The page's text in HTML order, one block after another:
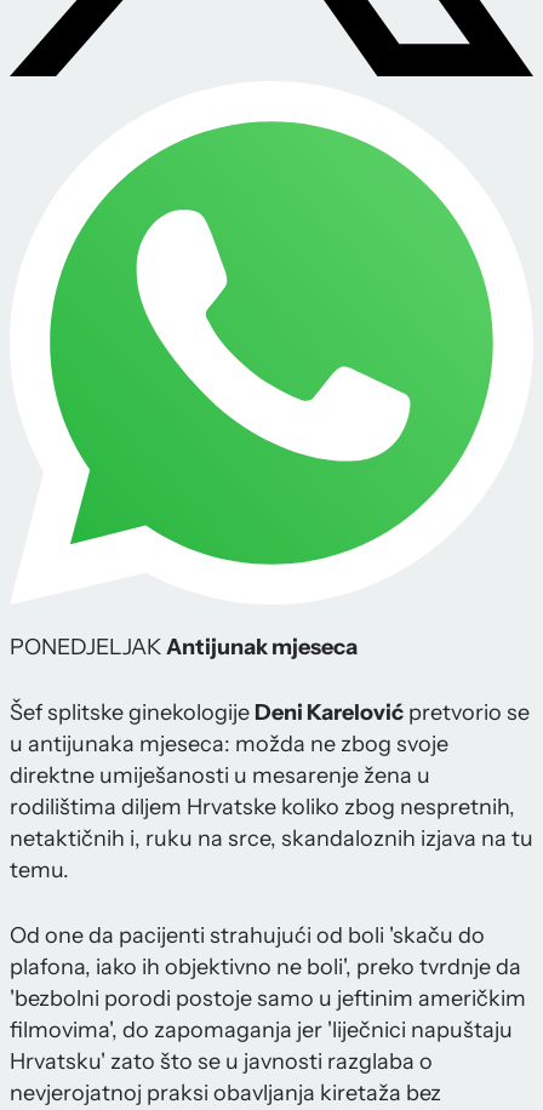
PONEDJELJAKAntijunak mjeseca
Šef splitske ginekologije Deni Karelović pretvorio se
u antijunaka mjeseca: možda ne zbog svoje
direktne umiješanosti u mesarenje žena u
rodilištima diljem Hrvatske koliko zbog nespretnih,
netaktičnih i, ruku na srce, skandaloznih izjava na tu
temu.
Od one da pacijenti strahujući od boli 'skaču do
plafona, iako ih objektivno ne boli', preko tvrdnje da
'bezbolni porodi postoje samo u jeftinim američkim
filmovima', do zapomaganja jer 'liječnici napuštaju
Hrvatsku' zato što se u javnosti razglaba o
nevjerojatnoj praksi obavljanja kiretaža bez